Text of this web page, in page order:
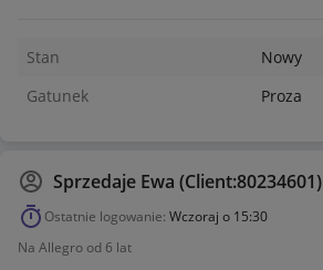
Stan
Nowy
Gatunek
Proza
Sprzedaje Ewa (Client:80234601)
Ostatnie logowanie: Wczoraj o 15:30
Na Allegro od 6 lat